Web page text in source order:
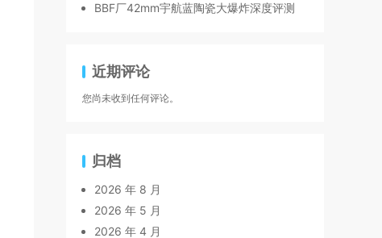
BBF厂42mm宇航蓝陶瓷大爆炸深度评测
近期评论
您尚未收到任何评论。
归档
2026 年 8 月
2026 年 5 月
2026 年 4 月